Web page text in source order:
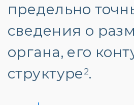
предельно
сведения о
органа, его
структуре 2.